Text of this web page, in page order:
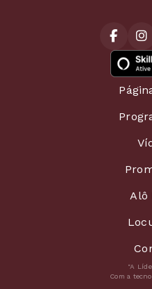
Alô
"A
Com a